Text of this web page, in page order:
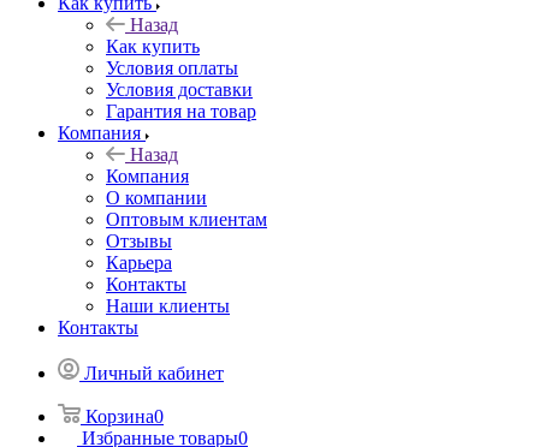
Назад
Как купить
Условия оплаты
Условия доставки
Гарантия на товар
Компания
Назад
Компания
О компании
Оптовым клиентам
Отзывы
Карьера
Контакты
Наши клиенты
Контакты
Личный кабинет
Корзина0
Избранные товары0